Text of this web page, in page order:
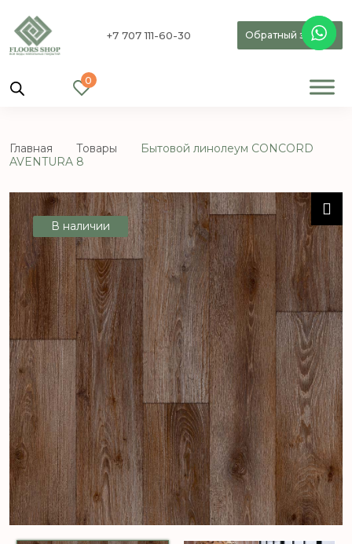
+7 707 111-60-30 Обратный звонок
0
Главная Товары
Бытовой линолеум CONCORD
AVENTURA 8
В наличии